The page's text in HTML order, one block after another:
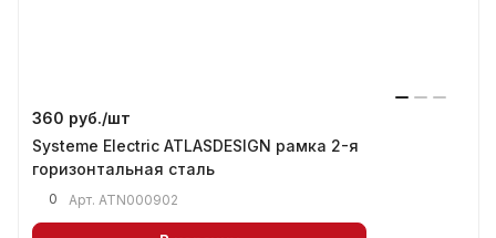
360 руб./шт
Systeme Electric ATLASDESIGN рамка 2-я
горизонтальная сталь
0 Арт. ATN000902